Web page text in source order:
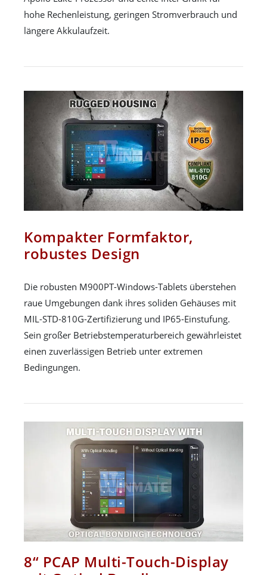
hohe Rechenleistung, geringen Stromverbrauch und
längere Akkulaufzeit.
Kompakter Formfaktor,
robustes Design
Die robusten M900PT-Windows-Tablets überstehen
raue Umgebungen dank ihres soliden Gehäuses mit
MIL-STD-810G-Zertifizierung und IP65-Einstufung.
Sein großer Betriebstemperaturbereich gewährleistet
einen zuverlässigen Betrieb unter extremen
Bedingungen.
8“ PCAP Multi-Touch-Display